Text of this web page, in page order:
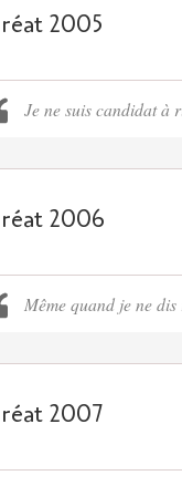
2005
Je ne suis candidat à
2006
Même quand je ne
2007